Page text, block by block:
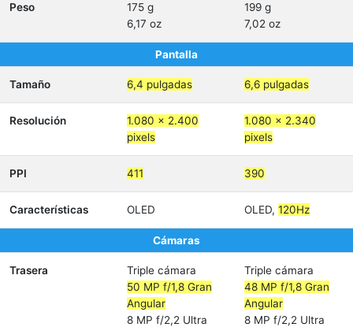
Peso
175 g
6,17 oz
199 g
7,02 oz
Pantalla
Tamaño 6,4 pulgadas 6,6 pulgadas
Resolución
1.080 x 2.400
pixels
1.080 x 2.340
pixels
PPI 411 390
Características OLED OLED, 120Hz
Cámaras
Trasera
Triple cámara
50 MP f/1,8 Gran
Angular
8 MP f/2,2 Ultra
Triple cámara
48 MP f/1,8 Gran
Angular
8 MP f/2,2 Ultra